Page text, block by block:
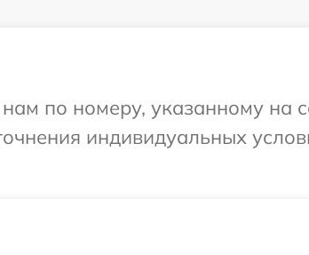
по номеру, указанному на
индивидуальных